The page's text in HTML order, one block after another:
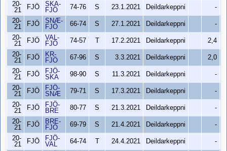
20-
21
FJÖ
SKA-
FJÖ
74-76 S 23.1.2021 Deildarkeppni
-
20-
21
FJÖ
SNÆ-
FJÖ
66-74 S 27.1.2021 Deildarkeppni
-
20-
21
FJÖ
VAL-
FJÖ
74-57 17.2.2021 Deildarkeppni
2,4
20-
21
FJÖ
KR-
FJÖ
67-96 S 3.3.2021 Deildarkeppni
2,0
20-
21
FJÖ
FJÖ-
SKA
98-90 S 11.3.2021 Deildarkeppni
-
20-
21
FJÖ
FJÖ-
SNÆ
79-71 S 17.3.2021 Deildarkeppni
-
20-
21
FJÖ
FJÖ-
BRE
80-77 S 21.3.2021 Deildarkeppni
-
20-
21
FJÖ
BRE-
FJÖ
69-79 S 21.4.2021 Deildarkeppni
-
20-
21
FJÖ
FJÖ-
VAL
64-74 24.4.2021 Deildarkeppni
-